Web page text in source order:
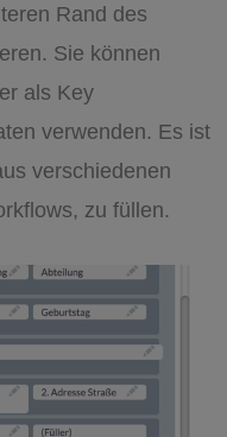
Rand des
Sie können
als Key
verwenden. Es ist
verschiedenen
zu füllen.